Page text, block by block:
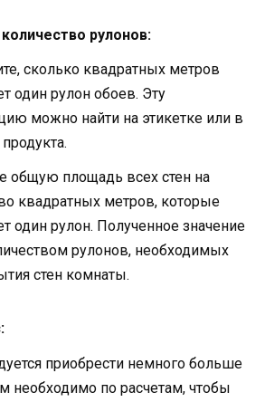
рулонов:
сколько квадратных метров
один рулон обоев. Эту
можно найти на этикетке или в
общую площадь всех стен на
квадратных метров, которые
один рулон. Полученное значение
рулонов, необходимых
стен комнаты.
приобрести немного больше
необходимо по расчетам, чтобы